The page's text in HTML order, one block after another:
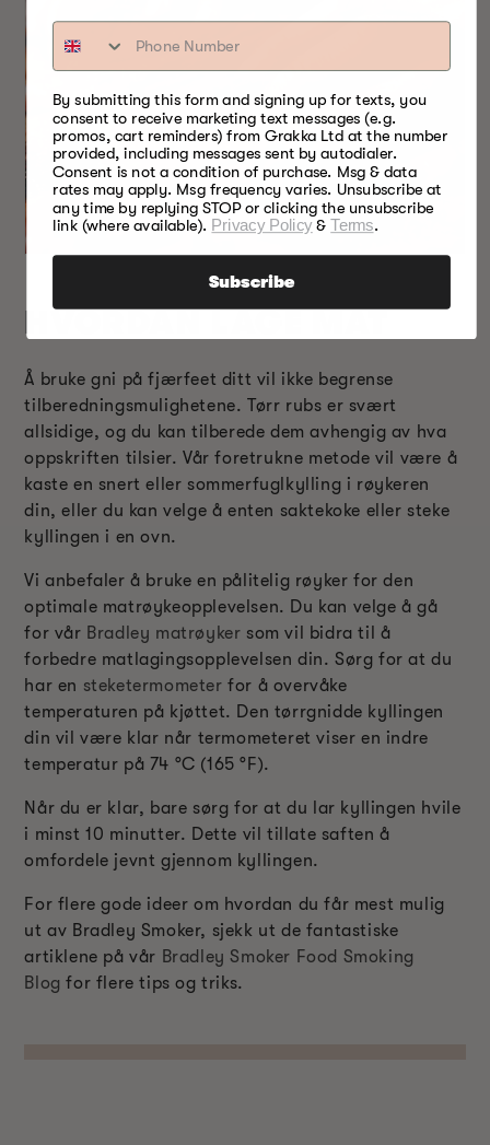
HVORDAN LAGE MAT
Å bruke gni på fjærfeet ditt vil ikke begrense
tilberedningsmulighetene. Tørr rubs er svært
allsidige, og du kan tilberede dem avhengig av hva
oppskriften tilsier. Vår foretrukne metode vil være å
kaste en snert eller sommerfuglkylling i røykeren
din, eller du kan velge å enten saktekoke eller steke
kyllingen i en ovn.
Vi anbefaler å bruke en pålitelig røyker for den
optimale matrøykeopplevelsen. Du kan velge å gå
for vår Bradley matrøyker som vil bidra til å
forbedre matlagingsopplevelsen din. Sørg for at du
har en steketermometer for å overvåke
temperaturen på kjøttet. Den tørrgnidde kyllingen
din vil være klar når termometeret viser en indre
temperatur på 74 °C (165 °F).
Når du er klar, bare sørg for at du lar kyllingen hvile
i minst 10 minutter. Dette vil tillate saften å
omfordele jevnt gjennom kyllingen.
For flere gode ideer om hvordan du får mest mulig
ut av Bradley Smoker, sjekk ut de fantastiske
artiklene på vår Bradley Smoker Food Smoking
Blog for flere tips og triks.
By submitting this form and signing up for texts, you
consent to receive marketing text messages (e.g.
promos, cart reminders) from Grakka Ltd at the number
provided, including messages sent by autodialer.
Consent is not a condition of purchase. Msg & data
rates may apply. Msg frequency varies. Unsubscribe at
any time by replying STOP or clicking the unsubscribe
link (where available). Privacy Policy&Terms.
Subscribe